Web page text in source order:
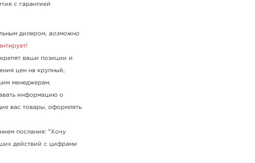
с гарантией
дилером, возможно
ваши позиции и
цен на крупный,
менеджерам.
информацию о
вас товары, оформлять
послания: "Хочу
действий с цифрами